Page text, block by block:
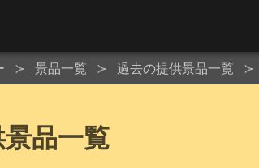
景品一覧 過去の提供景品一覧
品一覧